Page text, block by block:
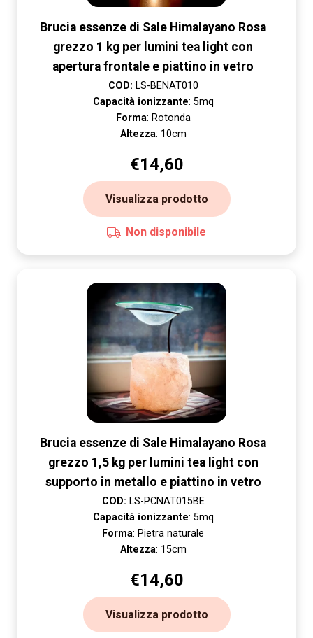
Brucia essenze di Sale Himalayano Rosa
grezzo 1 kg per lumini tea light con
apertura frontale e piattino in vetro
COD: LS-BENAT010
Capacità ionizzante: 5mq
Forma: Rotonda
Altezza: 10cm
€14,60
Visualizza prodotto
Non disponibile
Brucia essenze di Sale Himalayano Rosa
grezzo 1,5 kg per lumini tea light con
supporto in metallo e piattino in vetro
COD: LS-PCNAT015BE
Capacità ionizzante: 5mq
Forma: Pietra naturale
Altezza: 15cm
€14,60
Visualizza prodotto